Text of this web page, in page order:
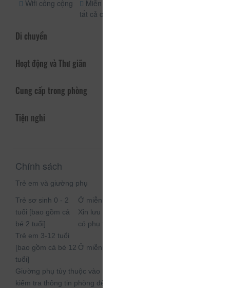
Wifi công cộng
Miễn phí wifi
tất cả các phòng
Di chuyển
Hoạt động và Thư giãn
Cung cấp trong phòng
Tiện nghi
Chính sách
Trẻ em và giường phụ
Trẻ sơ sinh 0 - 2
tuổi [bao gồm cả
bé 2 tuổi]
Ở miễn phí nếu sử dụng giường có sẵn.
Xin lưu ý, nếu cần cũi/nôi em bé thì có thể
có phụ thu.
Trẻ em 3-12 tuổi
[bao gồm cả bé 12
tuổi]
Ở miễn phí nếu sử dụng giường có sẵn.
Giường phụ tùy thuộc vào loại phòng bạn chọn, xin vui lòng
kiểm tra thông tin phòng để biết thêm chi tiết.